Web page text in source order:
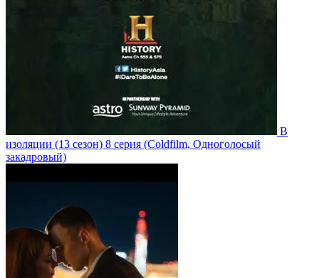
В
изоляции (13 сезон) 8 серия (Coldfilm, Одноголосый
закадровый)